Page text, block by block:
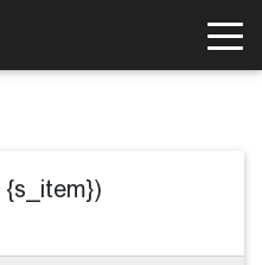
{s_item})